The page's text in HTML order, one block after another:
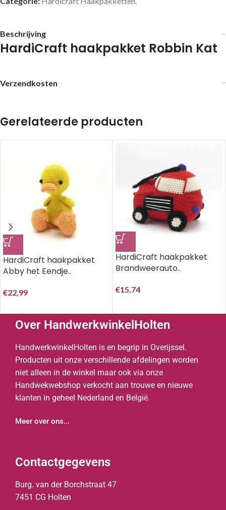
Beschrijving
HardiCraft haakpakket Robbin Kat
Verzendkosten
Gerelateerde producten
HardiCraft haakpakket
Abby het Eendje..
€22,99
HardiCraft haakpakket
Brandweerauto..
€15,74
Over HandwerkwinkelHolten
HandwerkwinkelHolten is en begrip in Overijssel.
Producten uit onze verschillende afdelingen worden
niet alleen in de winkel maar ook via onze
Handwekwebshop verkocht aan trouwe en nieuwe
klanten in geheel Nederland en België.
Meer over ons...
Contactgegevens
Burg. van der Borchstraat 47
7451 CG Holten